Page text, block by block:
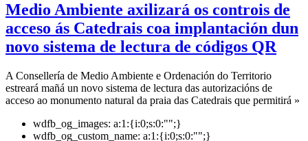
Medio Ambiente axilizará os controis de
acceso ás Catedrais coa implantación dun
novo sistema de lectura de códigos QR
A Consellería de Medio Ambiente e Ordenación do Territorio
estreará mañá un novo sistema de lectura das autorizacións de
acceso ao monumento natural da praia das Catedrais que permitirá »
wdfb_og_images: a:1:{i:0;s:0:"";}
wdfb_og_custom_name: a:1:{i:0;s:0:"";}